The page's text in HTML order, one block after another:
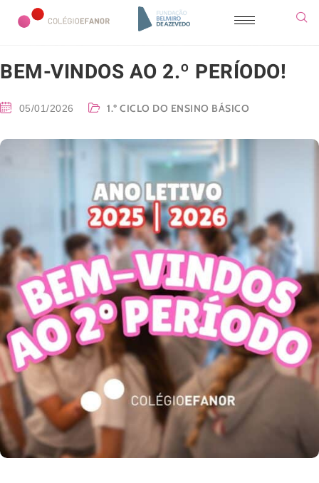
BEM-VINDOS AO 2.º PERÍODO!
05/01/2026 1.º CICLO DO ENSINO BÁSICO